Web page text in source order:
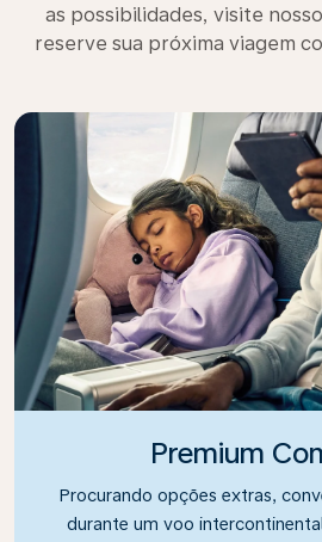
as possibilidades, visite
reserve sua próxima viagem
Premium
Procurando opções extras,
durante um voo